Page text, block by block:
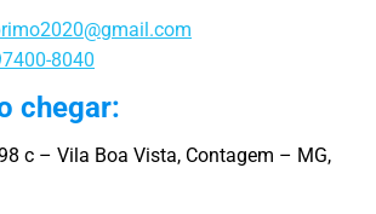
8040
chegar:
c – Vila Boa Vista, Contagem – MG,